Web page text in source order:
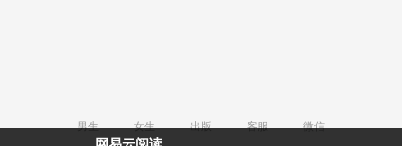
男生 女生 出版 客服
微信